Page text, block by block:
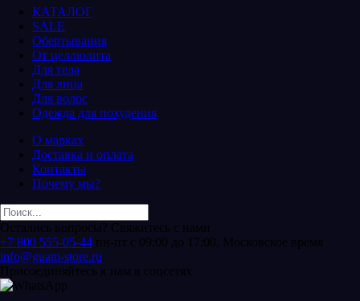
КАТАЛОГ
SALE
Обертывания
От целлюлита
Для тела
Для лица
Для волос
Одежда для похудения
О марках
Доставка и оплата
Контакты
Почему мы?
Остались вопросы? Свяжитесь с нами
+7 800 555-05-44 пн-пт с 09:00 до 17:00, Московское время
info@guam-store.ru
Присоединяйтесь к нам в соцсетях